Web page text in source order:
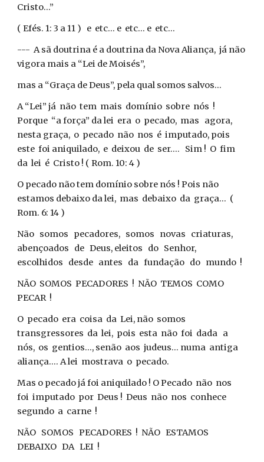
Cristo...”
( Efés. 1: 3 a 11 ) e etc... e etc... e etc...
--- A sã doutrina é a doutrina da Nova Aliança, já não
vigora mais a “Lei de Moisés”,
mas a “Graça de Deus”, pela qual somos salvos...
A “Lei” já não tem mais domínio sobre nós !
Porque “a força” da lei era o pecado, mas agora,
nesta graça, o pecado não nos é imputado, pois
este foi aniquilado, e deixou de ser.... Sim ! O fim
da lei é Cristo ! ( Rom. 10: 4 )
O pecado não tem domínio sobre nós ! Pois não
estamos debaixo da lei, mas debaixo da graça... (
Rom. 6: 14 )
Não somos pecadores, somos novas criaturas,
abençoados de Deus, eleitos do Senhor,
escolhidos desde antes da fundação do mundo !
NÃO SOMOS PECADORES ! NÃO TEMOS COMO
PECAR !
O pecado era coisa da Lei, não somos
transgressores da lei, pois esta não foi dada a
nós, os gentios..., senão aos judeus... numa antiga
aliança.... A lei mostrava o pecado.
Mas o pecado já foi aniquilado ! O Pecado não nos
foi imputado por Deus ! Deus não nos conhece
segundo a carne !
NÃO SOMOS PECADORES ! NÃO ESTAMOS
DEBAIXO DA LEI !